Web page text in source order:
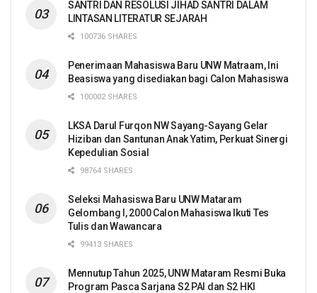
SANTRI DAN RESOLUSI JIHAD SANTRI DALAM
LINTASAN LITERATUR SEJARAH
100736 SHARES
Penerimaan Mahasiswa Baru UNW Matraam, Ini
Beasiswa yang disediakan bagi Calon Mahasiswa
100002 SHARES
LKSA Darul Furqon NW Sayang-Sayang Gelar
Hiziban dan Santunan Anak Yatim, Perkuat Sinergi
Kepedulian Sosial
98764 SHARES
Seleksi Mahasiswa Baru UNW Mataram
Gelombang I, 2000 Calon Mahasiswa Ikuti Tes
Tulis dan Wawancara
99413 SHARES
Mennutup Tahun 2025, UNW Mataram Resmi Buka
Program Pasca Sarjana S2 PAI dan S2 HKI